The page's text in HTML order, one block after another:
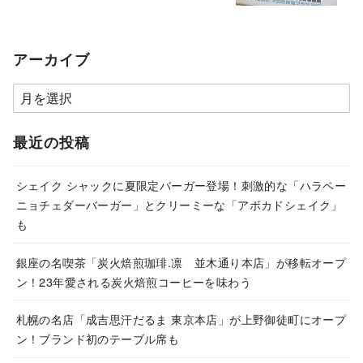
アーカイブ
ア
ー
カ
ブ
最近の投稿
シェイク シャックに夏限定バーガー登場！刺激的な「ハラペー
ニョチェダーバーガー」とクリーミーな「アボカドシェイク」
も
銀座の名喫茶「炭火焙煎珈琲.凛 並木通り本店」が移転オープ
ン！23年愛される炭火焙煎コーヒーを味わう
札幌の名店「成吉思汗だるま 東京本店」が上野御徒町にオープ
ン！ブランド初のテーブル席も